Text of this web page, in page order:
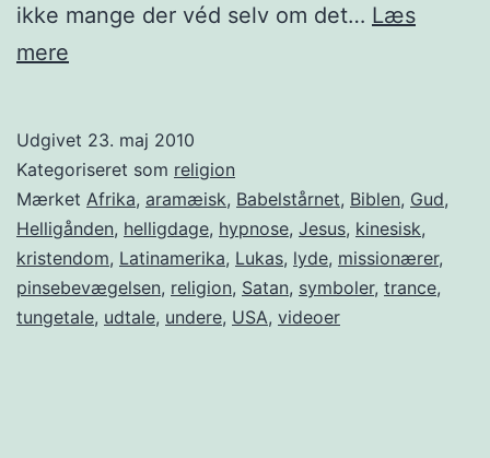
ikke mange der véd selv om det… Læs
mere
Udgivet 23. maj 2010
Kategoriseret som religion
Mærket Afrika, aramæisk, Babelstårnet, Biblen, Gud,
Helligånden, helligdage, hypnose, Jesus, kinesisk,
kristendom, Latinamerika, Lukas, lyde, missionærer,
pinsebevægelsen, religion, Satan, symboler, trance,
tungetale, udtale, undere, USA, videoer